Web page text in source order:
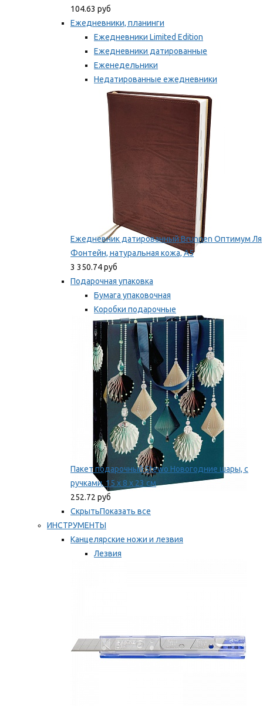
104.63 руб
Ежедневники, планинги
Ежедневники Limited Edition
Ежедневники датированные
Еженедельники
Недатированные ежедневники
Планинги
Мы рекомендуем
Ежедневник датированный Brunnen Оптимум Ля
Фонтейн, натуральная кожа, А5
3 350.74 руб
Подарочная упаковка
Бумага упаковочная
Коробки подарочные
Ленты, бобины
Мы рекомендуем
Пакет подарочный Stewo Новогодние шары, с
ручками, 15 х 8 х 23 см
252.72 руб
СкрытьПоказать все
ИНСТРУМЕНТЫ
Канцелярские ножи и лезвия
Лезвия